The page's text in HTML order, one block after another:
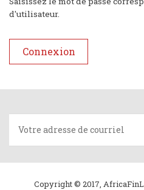
d'utilisateur.
Copyright © 2017,